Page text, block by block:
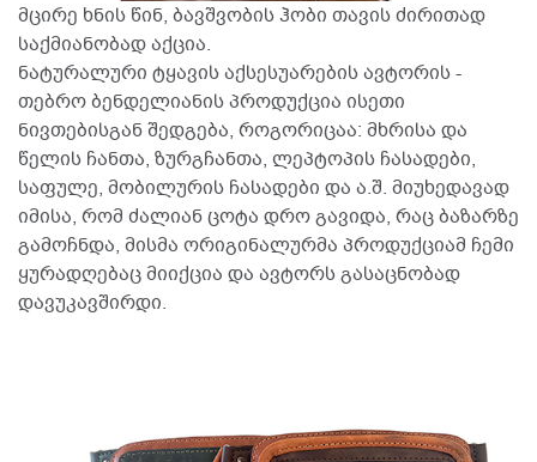
მცირე ხნის წინ, ბავშვობის ჰობი თავის ძირითად
საქმიანობად აქცია.
ნატურალური ტყავის აქსესუარების ავტორის -
თებრო ბენდელიანის პროდუქცია ისეთი
ნივთებისგან შედგება, როგორიცაა: მხრისა და
წელის ჩანთა, ზურგჩანთა, ლეპტოპის ჩასადები,
საფულე, მობილურის ჩასადები და ა.შ. მიუხედავად
იმისა, რომ ძალიან ცოტა დრო გავიდა, რაც ბაზარზე
გამოჩნდა, მისმა ორიგინალურმა პროდუქციამ ჩემი
ყურადღებაც მიიქცია და ავტორს გასაცნობად
დავუკავშირდი.